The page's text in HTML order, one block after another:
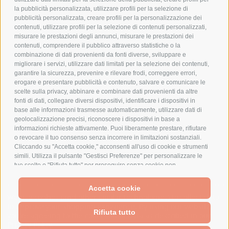
la pubblicità personalizzata, utilizzare profili per la selezione di
pubblicità personalizzata, creare profili per la personalizzazione dei
contenuti, utilizzare profili per la selezione di contenuti personalizzati,
misurare le prestazioni degli annunci, misurare le prestazioni dei
contenuti, comprendere il pubblico attraverso statistiche o la
combinazione di dati provenienti da fonti diverse, sviluppare e
migliorare i servizi, utilizzare dati limitati per la selezione dei contenuti,
garantire la sicurezza, prevenire e rilevare frodi, correggere errori,
erogare e presentare pubblicità e contenuto, salvare e comunicare le
scelte sulla privacy, abbinare e combinare dati provenienti da altre
fonti di dati, collegare diversi dispositivi, identificare i dispositivi in
base alle informazioni trasmesse automaticamente, utilizzare dati di
geolocalizzazione precisi, riconoscere i dispositivi in base a
informazioni richieste attivamente. Puoi liberamente prestare, rifiutare
o revocare il tuo consenso senza incorrere in limitazioni sostanziali.
Cliccando su "Accetta cookie," acconsenti all'uso di cookie e strumenti
simili. Utilizza il pulsante "Gestisci Preferenze" per personalizzare le
tue scelte o "Rifiuta tutto" per proseguire senza cookie non
sull'icona dello scudo in basso a sinistra. Le tue preferenze si
applicheranno al solo dispositivo in uso.
Accetta cookie
Rifiuta tutto
AZIENDA
CHI SIAMO
MARCHI TRATTATI
CONDOMINI
Bonifico
Bancario
SPESA ELETTRICA SOCIETA CONSORTILE A RESPONSABILITA LIMITATA - VIALE
MILANOFIORI, STRADA 4 - PALAZZO A5 20057, ASSAGO MILANO - PARTITA IVA
Powered byBigCommerce
We use cookies (and other similar technologies) to collect data
to improve your shopping experience.
By using our website,
you're agreeing to the collection of data as described in our
Privacy Policy.